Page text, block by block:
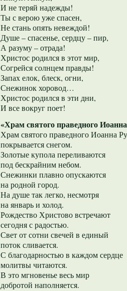
И не теряй надежды!
Ты с верою уже спасен,
Не стань опять невеждой!
Душе – спасенье, сердцу – пир,
А разуму – отрада!
Христос родился в этот мир,
Согрейся солнцем правды!
Запах елок, блеск, огни,
Снежинок хоровод…
Христос родился в эти дни,
И все вокруг поет!
«Храм святого праведного
Храм святого праведного Иоанна
покрывается снегом.
Золотые купола переливаются
под бескрайним небом.
Снежинки плавно опускаются
на родной город.
На душе так легко, несмотря
на январь и холод.
Рождество Христово встречают
сегодня с радостью.
Свет от сотни свечей в единый
поток сливается.
С благодарностью в каждом сердце
молитвы читаются.
В это мгновенье весь мир
добротой наполняется.